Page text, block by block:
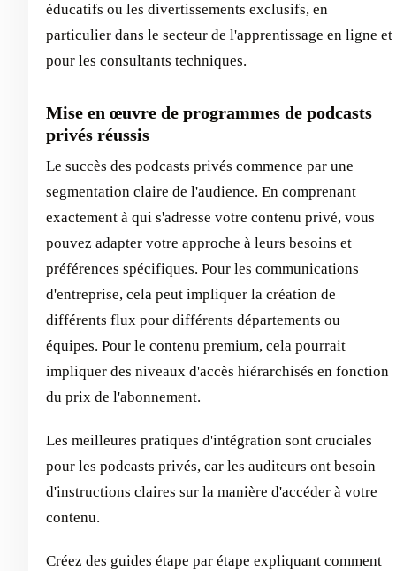
éducatifs ou les divertissements exclusifs, en
particulier dans le secteur de l'apprentissage en ligne et
pour les consultants techniques.
Mise en œuvre de programmes de podcasts
privés réussis
Le succès des podcasts privés commence par une
segmentation claire de l'audience. En comprenant
exactement à qui s'adresse votre contenu privé, vous
pouvez adapter votre approche à leurs besoins et
préférences spécifiques. Pour les communications
d'entreprise, cela peut impliquer la création de
différents flux pour différents départements ou
équipes. Pour le contenu premium, cela pourrait
impliquer des niveaux d'accès hiérarchisés en fonction
du prix de l'abonnement.
Les meilleures pratiques d'intégration sont cruciales
pour les podcasts privés, car les auditeurs ont besoin
d'instructions claires sur la manière d'accéder à votre
contenu.
Créez des guides étape par étape expliquant comment